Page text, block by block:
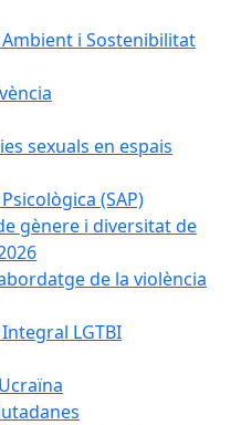
i Sostenibilitat
sexuals en espais
(SAP)
gènere i diversitat de
de la violència
LGTBI